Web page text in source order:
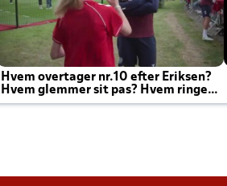
Hvem overtager nr.10 efter Eriksen?
Hvem glemmer sit pas? Hvem ringer
Joachim altid til efter kampe?